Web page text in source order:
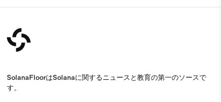
SolanaFloorはSolanaに関するニュースと教育の第一のソースで
す。